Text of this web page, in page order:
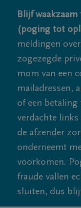
Blijf
(poging tot
meldingen
zogezegde
mom van een
mailadressen,
of een
verdachte
de afzender
onderneemt
voorkomen.
fraude vallen
sluiten, dus